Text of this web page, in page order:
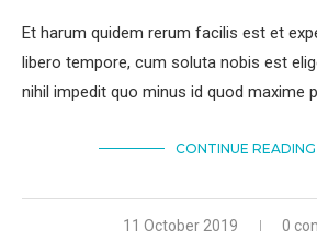
Et harum quidem rerum facilis est et
libero tempore, cum soluta nobis est
nihil impedit quo minus id quod maxime
CONTINUE READING
11 October 2019 0